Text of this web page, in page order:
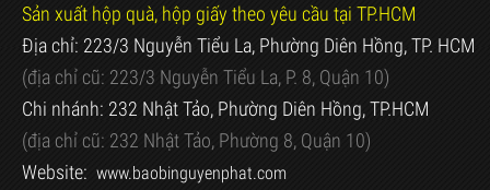
Sản xuất hộp quà, hộp giấy theo yêu cầu tại TP.HCM
Địa chỉ: 223/3 Nguyễn Tiểu La, Phường Diên Hồng, TP. HCM
(địa chỉ cũ: 223/3 Nguyễn Tiểu La, P. 8, Quận 10)
Chi nhánh: 232 Nhật Tảo, Phường Diên Hồng, TP.HCM
(địa chỉ cũ: 232 Nhật Tảo, Phường 8, Quận 10)
Website: www.baobinguyenphat.com